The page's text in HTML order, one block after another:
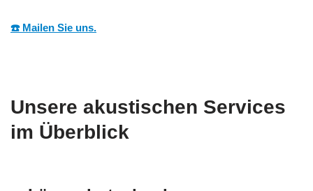
☎️ Mailen Sie uns.
Unsere akustischen Services
im Überblick